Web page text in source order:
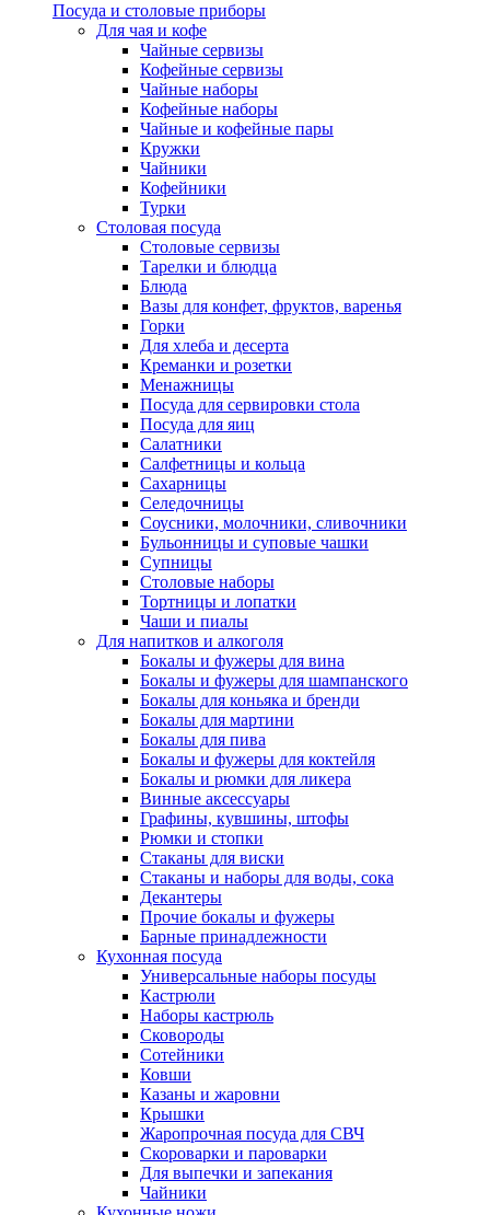
Посуда и столовые приборы
Для чая и кофе
Чайные сервизы
Кофейные сервизы
Чайные наборы
Кофейные наборы
Чайные и кофейные пары
Кружки
Чайники
Кофейники
Турки
Столовая посуда
Столовые сервизы
Тарелки и блюдца
Блюда
Вазы для конфет, фруктов, варенья
Горки
Для хлеба и десерта
Креманки и розетки
Менажницы
Посуда для сервировки стола
Посуда для яиц
Салатники
Салфетницы и кольца
Сахарницы
Селедочницы
Соусники, молочники, сливочники
Бульонницы и суповые чашки
Супницы
Столовые наборы
Тортницы и лопатки
Чаши и пиалы
Для напитков и алкоголя
Бокалы и фужеры для вина
Бокалы и фужеры для шампанского
Бокалы для коньяка и бренди
Бокалы для мартини
Бокалы для пива
Бокалы и фужеры для коктейля
Бокалы и рюмки для ликера
Винные аксессуары
Графины, кувшины, штофы
Рюмки и стопки
Стаканы для виски
Стаканы и наборы для воды, сока
Декантеры
Прочие бокалы и фужеры
Барные принадлежности
Кухонная посуда
Универсальные наборы посуды
Кастрюли
Наборы кастрюль
Сковороды
Сотейники
Ковши
Казаны и жаровни
Крышки
Жаропрочная посуда для СВЧ
Скороварки и пароварки
Для выпечки и запекания
Чайники